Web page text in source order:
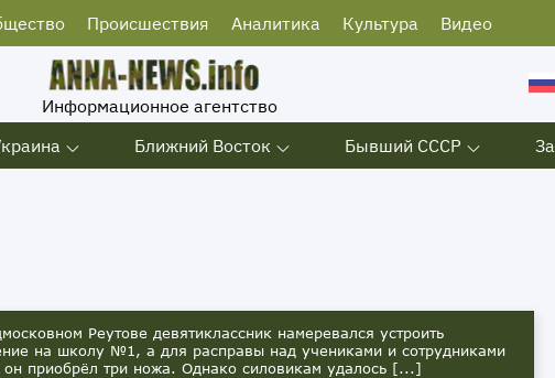
Происшествия Аналитика Культура Видео
Информационное агентство
Ближний Восток Бывший СССР
Реутове девятиклассник намеревался устроить
на школу №1, а для расправы над учениками и сотрудниками
приобрёл три ножа. Однако силовикам удалось [...]